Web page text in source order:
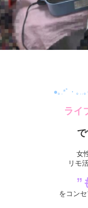
●｡.*ﾟ・｡..
ライ
女
リモ
”
をコン